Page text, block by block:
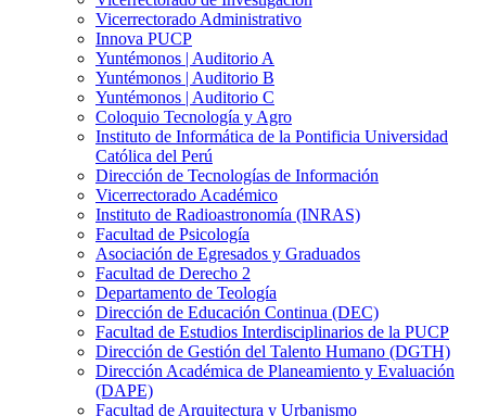
Vicerrectorado Administrativo
Innova PUCP
Yuntémonos | Auditorio A
Yuntémonos | Auditorio B
Yuntémonos | Auditorio C
Coloquio Tecnología y Agro
Instituto de Informática de la Pontificia Universidad
Católica del Perú
Dirección de Tecnologías de Información
Vicerrectorado Académico
Instituto de Radioastronomía (INRAS)
Facultad de Psicología
Asociación de Egresados y Graduados
Facultad de Derecho 2
Departamento de Teología
Dirección de Educación Continua (DEC)
Facultad de Estudios Interdisciplinarios de la PUCP
Dirección de Gestión del Talento Humano (DGTH)
Dirección Académica de Planeamiento y Evaluación
(DAPE)
Facultad de Arquitectura y Urbanismo